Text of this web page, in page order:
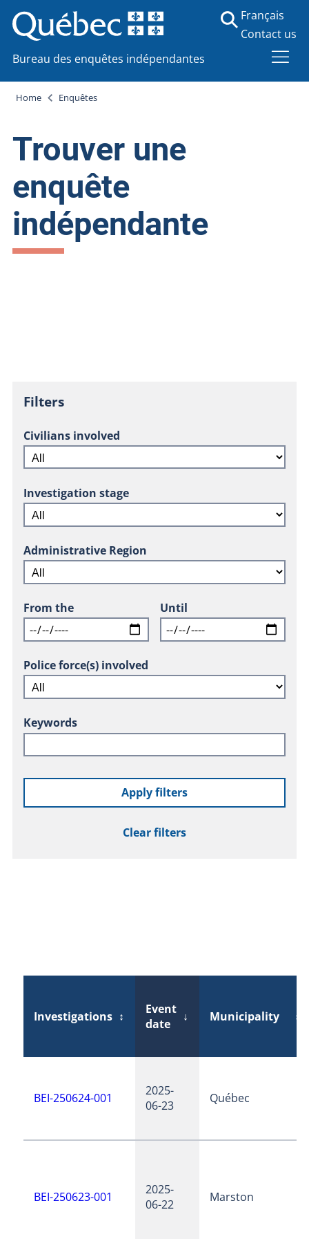
Bureau des enquêtes indépendantes
Français
Contact us
Home Enquêtes
Trouver une
enquête
indépendante
Filters
Civilians involved
Investigation stage
Administrative Region
From the Until
Police force(s) involved
Keywords
Apply filters
Clear filters
Investigations ↕
Event
date
↓ Municipality ↕
BEI-250624-001
2025-
06-23
Québec
BEI-250623-001
2025-
06-22
Marston